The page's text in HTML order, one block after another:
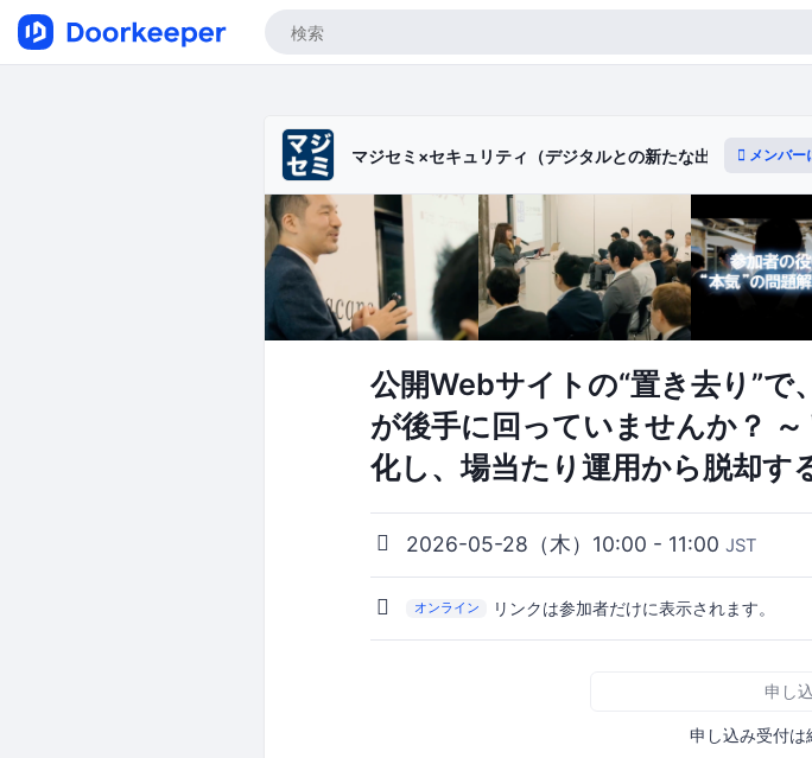
マジセミ×セキュリティ（デジタルとの新たな出会いと体験）
メンバー
公開Webサイトの“置き去り”で
が後手に回っていませんか？
化し、場当たり運用から脱却す
2026-05-28（木）10:00 - 11:00 JST
オンライン リンクは参加者だけに表示されます。
申し
申し込み受付は